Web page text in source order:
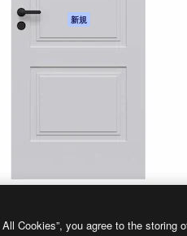
オリジナル
新規
クッキーポリシー
コンテ
プレス
Cookies”, you agree to the storing